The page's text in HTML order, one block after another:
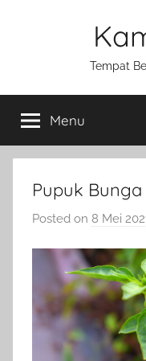
Tempat
Menu
Pupuk
Posted on 8 Mei